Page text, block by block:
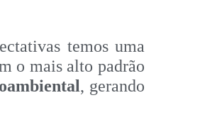
temos uma
o mais alto padrão
, gerando